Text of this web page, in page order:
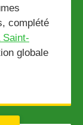
complété
globale